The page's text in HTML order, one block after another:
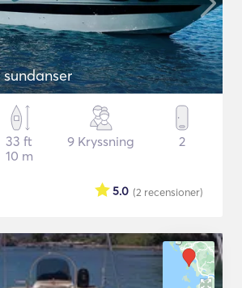
33 ft
10 m
9 Kryssning 2
(2 recensioner)
5.0